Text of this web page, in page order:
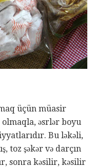
üçün müasir
olmaqla, əsrlər boyu
Bu ləkəli,
toz şəkər və darçın
sonra kəsilir, kəsilir